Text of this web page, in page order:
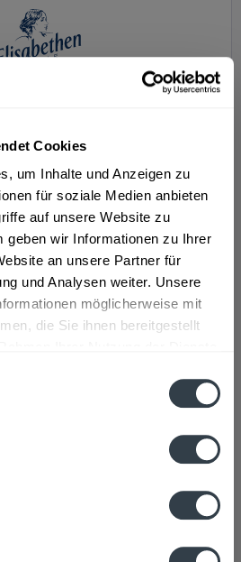
Cookies
um Inhalte und Anzeigen zu
für soziale Medien anbieten
auf unsere Website zu
geben wir Informationen zu Ihrer
an unsere Partner für
und Analysen weiter. Unsere
möglicherweise mit
die Sie ihnen bereitgestellt
Produkte verkauft. Das
die Jahre mehrmals verkauft
2007 in Quellbach. In 1989
gewechselt, so dass
seit dem natriumarm ist! Seit
Produkte der Firma auch durch
Fresenius auf geprüfte Bio-
in allen Formen - still, spritzig,
wie Apfel, Himbeere und